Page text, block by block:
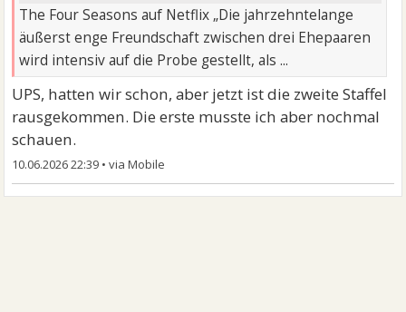
The Four Seasons auf Netflix „Die jahrzehntelange
äußerst enge Freundschaft zwischen drei Ehepaaren
wird intensiv auf die Probe gestellt, als ...
UPS, hatten wir schon, aber jetzt ist die zweite Staffel
rausgekommen. Die erste musste ich aber nochmal
schauen.
10.06.2026 22:39 •